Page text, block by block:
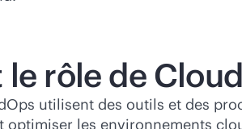
le rôle de
utilisent des outils et des
optimiser les environnements